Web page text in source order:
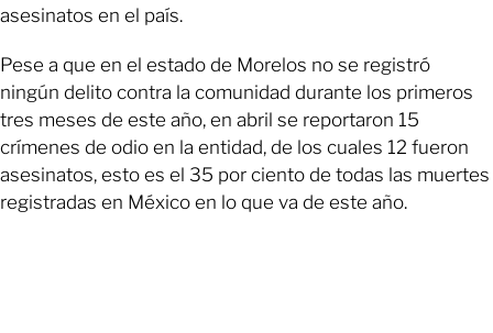
asesinatos en el país.
Pese a que en el estado de Morelos no se registró
ningún delito contra la comunidad durante los primeros
tres meses de este año, en abril se reportaron 15
crímenes de odio en la entidad, de los cuales 12 fueron
asesinatos, esto es el 35 por ciento de todas las muertes
registradas en México en lo que va de este año.